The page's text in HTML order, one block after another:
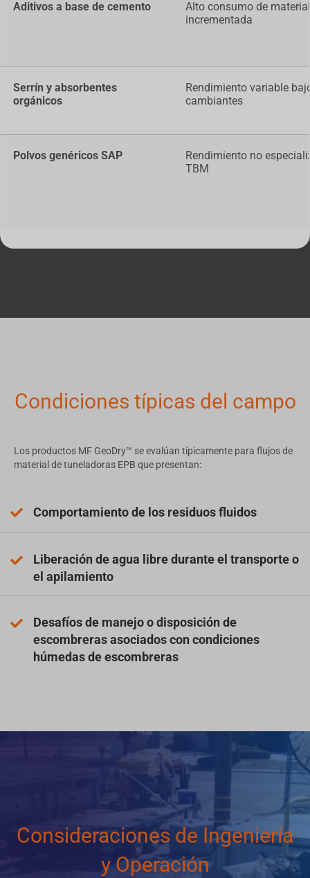
Aditivos a base de cemento
Alto consumo de
incrementada
Serrín y absorbentes
orgánicos
Rendimiento variable
cambiantes
Polvos genéricos SAP
Rendimiento no
TBM
Condiciones típicas del campo
Los productos MF GeoDry™ se evalúan típicamente para flujos de
material de tuneladoras EPB que presentan:
Comportamiento de los residuos fluidos
Liberación de agua libre durante el transporte o
el apilamiento
Desafíos de manejo o disposición de
escombreras asociados con condiciones
húmedas de escombreras
Consideraciones de Ingeniería
y Operación